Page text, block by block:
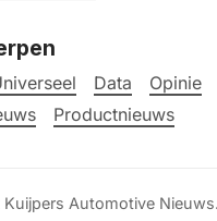
Data Opinie
Productnieuws
Kuijpers Automotive Nieuws.